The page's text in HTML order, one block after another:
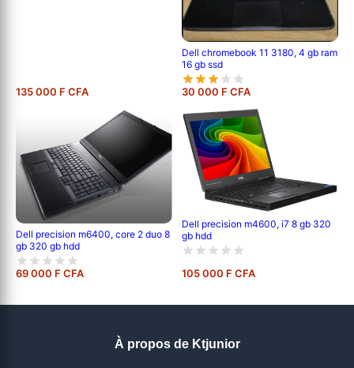
135 000 F CFA
Dell chromebook 11 3180, 4 gb ram
16 gb ssd
30 000 F CFA
Dell precision m6400, core 2 duo 8
gb 320 gb hdd
69 000 F CFA
Dell precision m4600, i7 8 gb 320
gb hdd
105 000 F CFA
À propos de Ktjunior